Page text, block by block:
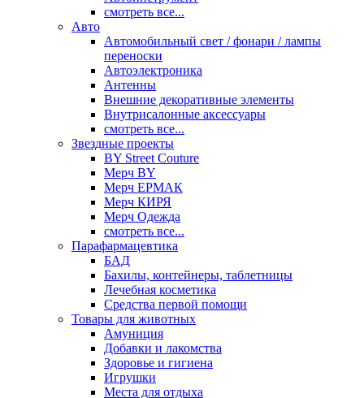
смотреть все...
Авто
Автомобильный свет / фонари / лампы
переноски
Автоэлектроника
Антенны
Внешние декоративные элементы
Внутрисалонные аксессуары
смотреть все...
Звездные проекты
BY Street Couture
Мерч BY
Мерч ЕРМАК
Мерч КИРЯ
Мерч Одежда
смотреть все...
Парафармацевтика
БАД
Бахилы, контейнеры, таблетницы
Лечебная косметика
Средства первой помощи
Товары для животных
Амуниция
Добавки и лакомства
Здоровье и гигиена
Игрушки
Места для отдыха